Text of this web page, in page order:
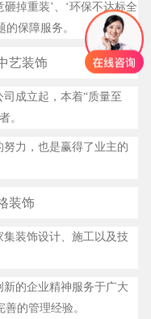
砸掉重装’、‘环保不达标全
的保障服务。
艺装饰
成立起，本着“质量至
。
努力，也是赢得了业主的
装饰
装饰设计、施工以及技
的企业精神服务于广大
的管理经验。